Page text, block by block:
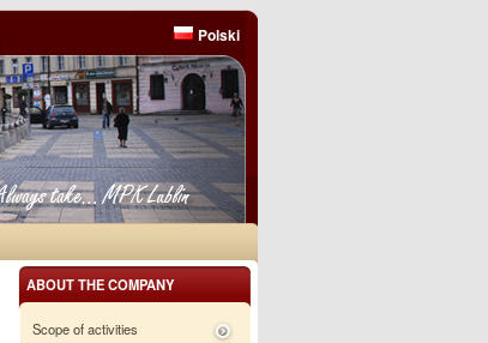
Polski
ABOUT THE COMPANY
Scope of activities